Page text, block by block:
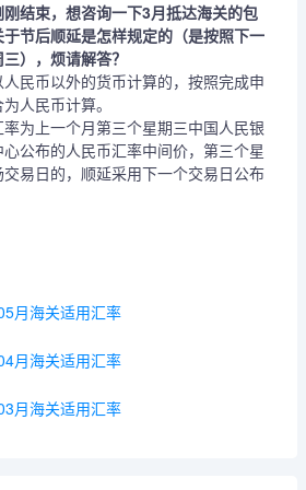
结束，想咨询一下3月抵达海关的包
节后顺延是怎样规定的（是按照下一
），烦请解答？
民币以外的货币计算的，按照完成申
人民币计算。
为上一个月第三个星期三中国人民银
公布的人民币汇率中间价，第三个星
易日的，顺延采用下一个交易日公布
月海关适用汇率
月海关适用汇率
月海关适用汇率